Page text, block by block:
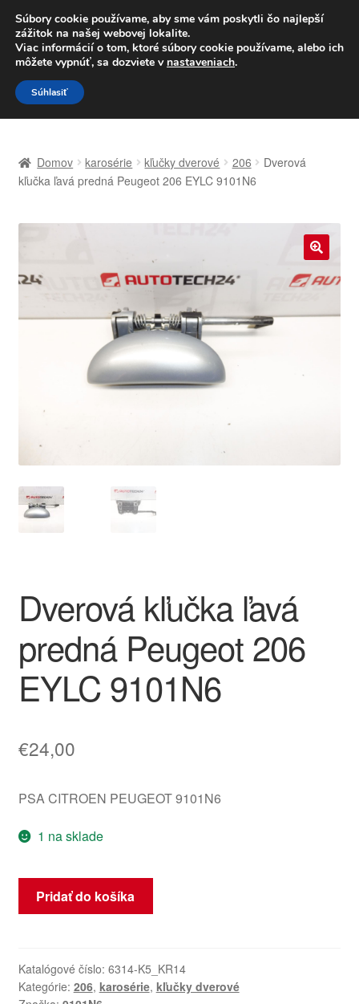
DOPRAVA od 6 EUR
Po–Pi 09:00–16:00 233 221 276
Preskočiť
na
navigáciu
Preskočiť
na
obsah
Celosvetová preprava
Platby
Reklamace
Reklamačný poriadok
Domov karosérie kľučky dverové 206
Dverová
kľučka ľavá predná Peugeot 206 EYLC 9101N6
🔍
Dverová kľučka ľavá
predná Peugeot 206
EYLC 9101N6
€24,00
PSA CITROEN PEUGEOT 9101N6
1 na sklade
množstvo
Dverová
predná
Peugeot
Pridať do košíka
Katalógové číslo: 6314-K5_KR14
Kategórie: 206, karosérie, kľučky dverové
Súbory cookie používame, aby sme vám poskytli čo najlepší
zážitok na našej webovej lokalite.
Viac informácií o tom, ktoré súbory cookie používame, alebo ich
môžete vypnúť, sa dozviete v nastaveniach.
Súhlasiť